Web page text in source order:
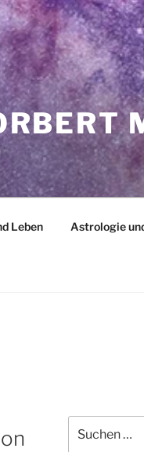
Leben Astrologie
nach: